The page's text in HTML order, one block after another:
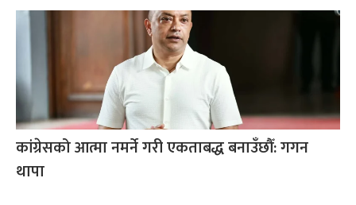
कांग्रेसको आत्मा नमर्ने गरी एकताबद्ध बनाउँछौँ: गगन
थापा